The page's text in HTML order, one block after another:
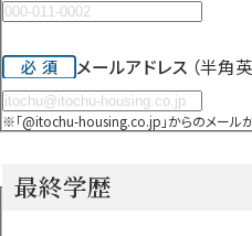
メールアドレス （半角
※「@itochu-housing.co.jp」からのメールが
最終学歴